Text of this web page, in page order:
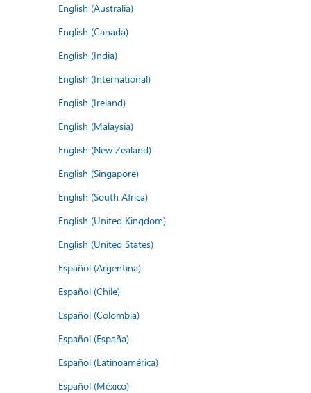
English (Australia)
English (Canada)
English (India)
English (International)
English (Ireland)
English (Malaysia)
English (New Zealand)
English (Singapore)
English (South Africa)
English (United Kingdom)
English (United States)
Español (Argentina)
Español (Chile)
Español (Colombia)
Español (España)
Español (Latinoamérica)
Español (México)